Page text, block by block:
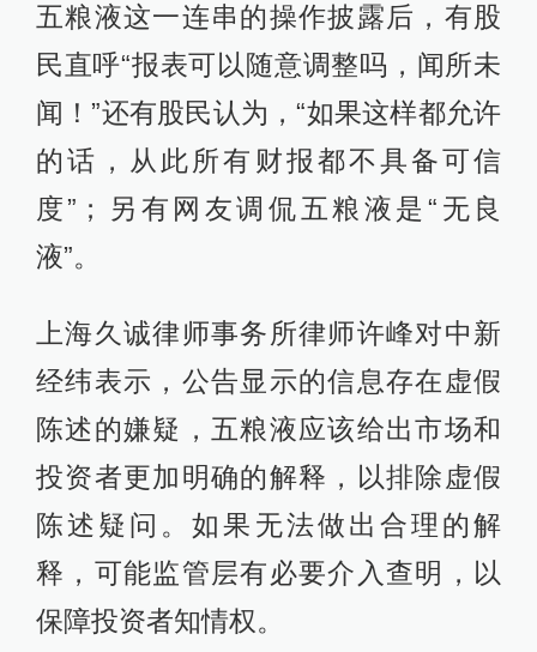
五粮液这一连串的操作披露后，有股
民直呼“报表可以随意调整吗，闻所未
闻！”还有股民认为，“如果这样都允许
的话，从此所有财报都不具备可信
度”；另有网友调侃五粮液是“无良
液”。
上海久诚律师事务所律师许峰对中新
经纬表示，公告显示的信息存在虚假
陈述的嫌疑，五粮液应该给出市场和
投资者更加明确的解释，以排除虚假
陈述疑问。如果无法做出合理的解
释，可能监管层有必要介入查明，以
保障投资者知情权。